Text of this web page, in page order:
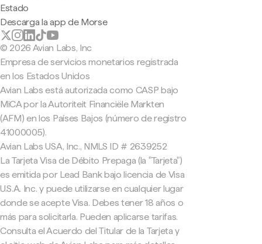
Estado
Descarga la app de Morse
© 2026 Avian Labs, Inc
Empresa de servicios monetarios registrada
en los Estados Unidos
Avian Labs está autorizada como CASP bajo
MiCA por la Autoriteit Financiële Markten
(AFM) en los Países Bajos (número de registro
41000005).
Avian Labs USA, Inc., NMLS ID # 2639252
La Tarjeta Visa de Débito Prepaga (la "Tarjeta")
es emitida por Lead Bank bajo licencia de Visa
U.S.A. Inc. y puede utilizarse en cualquier lugar
donde se acepte Visa. Debes tener 18 años o
más para solicitarla. Pueden aplicarse tarifas.
Consulta el Acuerdo del Titular de la Tarjeta y